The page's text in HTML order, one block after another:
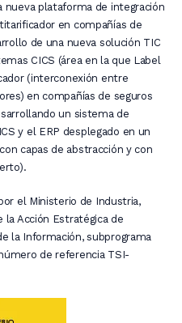
nueva plataforma de integración
en compañías de
de una nueva solución TIC
CICS (área en la que Label
(interconexión entre
en compañías de seguros
un sistema de
y el ERP desplegado en un
capas de abstracción y con
el Ministerio de Industria,
la Acción Estratégica de
la Información, subprograma
de referencia TSI-